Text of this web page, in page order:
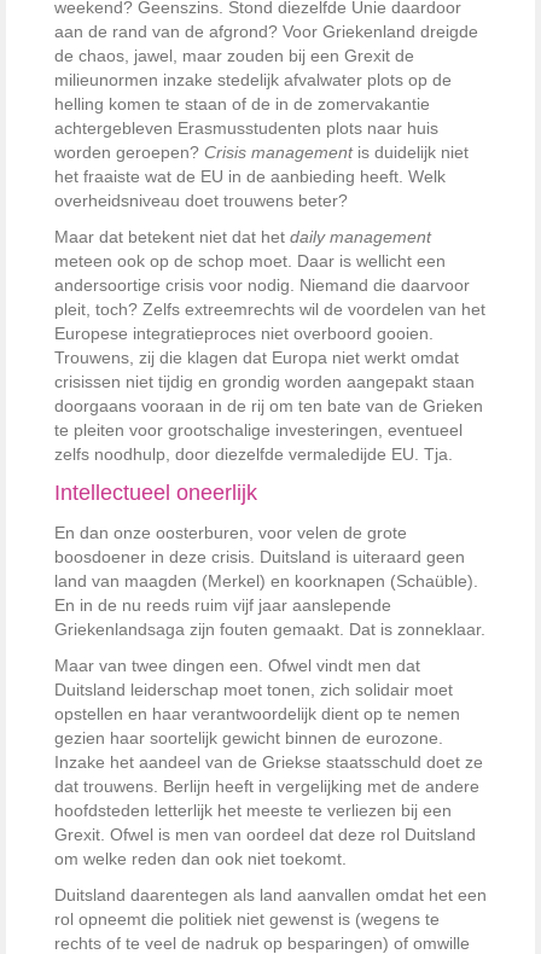
weekend? Geenszins. Stond diezelfde Unie daardoor
aan de rand van de afgrond? Voor Griekenland dreigde
de chaos, jawel, maar zouden bij een Grexit de
milieunormen inzake stedelijk afvalwater plots op de
helling komen te staan of de in de zomervakantie
achtergebleven Erasmusstudenten plots naar huis
worden geroepen? Crisis managementis duidelijk niet
het fraaiste wat de EU in de aanbieding heeft. Welk
overheidsniveau doet trouwens beter?
Maar dat betekent niet dat het daily management
meteen ook op de schop moet. Daar is wellicht een
andersoortige crisis voor nodig. Niemand die daarvoor
pleit, toch? Zelfs extreemrechts wil de voordelen van het
Europese integratieproces niet overboord gooien.
Trouwens, zij die klagen dat Europa niet werkt omdat
crisissen niet tijdig en grondig worden aangepakt staan
doorgaans vooraan in de rij om ten bate van de Grieken
te pleiten voor grootschalige investeringen, eventueel
zelfs noodhulp, door diezelfde vermaledijde EU. Tja.
Intellectueel oneerlijk
En dan onze oosterburen, voor velen de grote
boosdoener in deze crisis. Duitsland is uiteraard geen
land van maagden (Merkel) en koorknapen (Schaüble).
En in de nu reeds ruim vijf jaar aanslepende
Griekenlandsaga zijn fouten gemaakt. Dat is zonneklaar.
Maar van twee dingen een. Ofwel vindt men dat
Duitsland leiderschap moet tonen, zich solidair moet
opstellen en haar verantwoordelijk dient op te nemen
gezien haar soortelijk gewicht binnen de eurozone.
Inzake het aandeel van de Griekse staatsschuld doet ze
dat trouwens. Berlijn heeft in vergelijking met de andere
hoofdsteden letterlijk het meeste te verliezen bij een
Grexit. Ofwel is men van oordeel dat deze rol Duitsland
om welke reden dan ook niet toekomt.
Duitsland daarentegen als land aanvallen omdat het een
rol opneemt die politiek niet gewenst is (wegens te
rechts of te veel de nadruk op besparingen) of omwille